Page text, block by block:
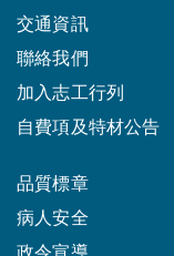
交通資訊
聯絡我們
加入志工行列
自費項及特材公告
品質標章
病人安全
政令宣導